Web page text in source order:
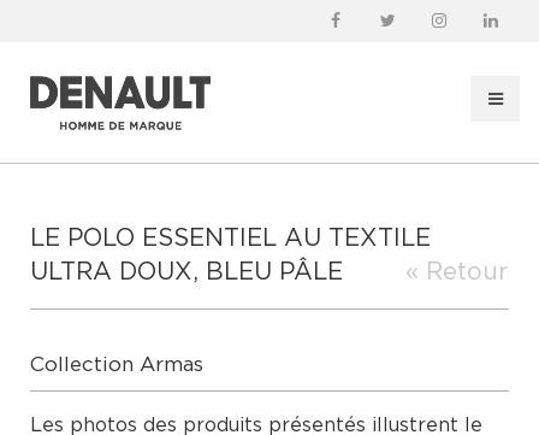
LE POLO ESSENTIEL AU TEXTILE
ULTRA DOUX, BLEU PÂLE
« Retour
Collection Armas
Les photos des produits présentés illustrent le